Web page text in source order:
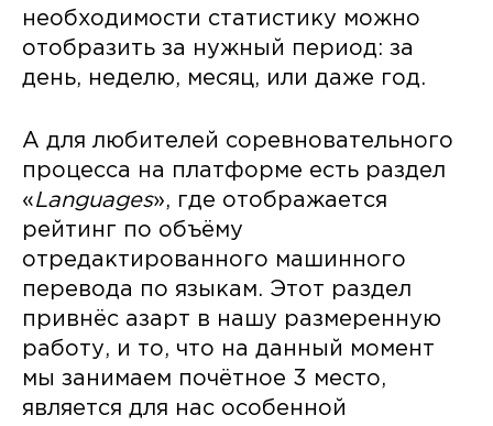
необходимости статистику можно
отобразить за нужный период: за
день, неделю, месяц, или даже год.
А для любителей соревновательного
процесса на платформе есть раздел
«Languages», где отображается
рейтинг по объёму
отредактированного машинного
перевода по языкам. Этот раздел
привнёс азарт в нашу размеренную
работу, и то, что на данный момент
мы занимаем почётное 3 место,
является для нас особенной